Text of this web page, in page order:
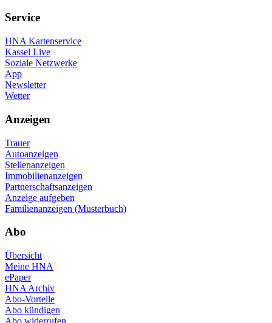
Service
HNA Kartenservice
Kassel Live
Soziale Netzwerke
App
Newsletter
Wetter
Anzeigen
Trauer
Autoanzeigen
Stellenanzeigen
Immobilienanzeigen
Partnerschaftsanzeigen
Anzeige aufgeben
Familienanzeigen (Musterbuch)
Abo
Übersicht
Meine HNA
ePaper
HNA Archiv
Abo-Vorteile
Abo kündigen
Abo widerrufen